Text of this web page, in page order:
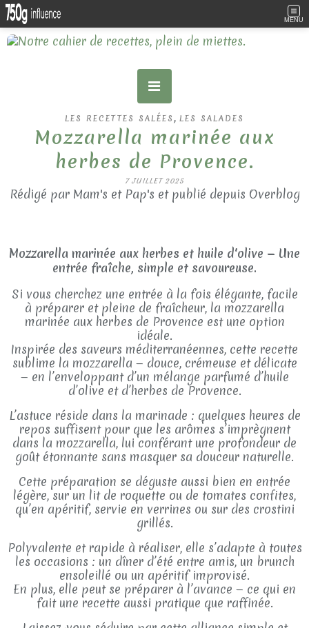
MENU
LES RECETTES SALÉES , LES SALADES
Mozzarella marinée aux
herbes de Provence.
7 JUILLET 2025
Rédigé par Mam's et Pap's et publié depuis Overblog
Mozzarella marinée aux herbes et huile d'olive — Une
entrée fraîche, simple et savoureuse.
Si vous cherchez une entrée à la fois élégante, facile
à préparer et pleine de fraîcheur, la mozzarella
marinée aux herbes de Provence est une option
idéale.
Inspirée des saveurs méditerranéennes, cette recette
sublime la mozzarella — douce, crémeuse et délicate
— en l’enveloppant d’un mélange parfumé d’huile
d’olive et d’herbes de Provence.
L’astuce réside dans la marinade : quelques heures de
repos suffisent pour que les arômes s’imprègnent
dans la mozzarella, lui conférant une profondeur de
goût étonnante sans masquer sa douceur naturelle.
Cette préparation se déguste aussi bien en entrée
légère, sur un lit de roquette ou de tomates confites,
qu’en apéritif, servie en verrines ou sur des crostini
grillés.
Polyvalente et rapide à réaliser, elle s’adapte à toutes
les occasions : un dîner d’été entre amis, un brunch
ensoleillé ou un apéritif improvisé.
En plus, elle peut se préparer à l’avance — ce qui en
fait une recette aussi pratique que raffinée.